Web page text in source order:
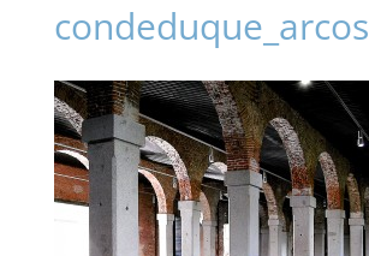
condeduque_arcos